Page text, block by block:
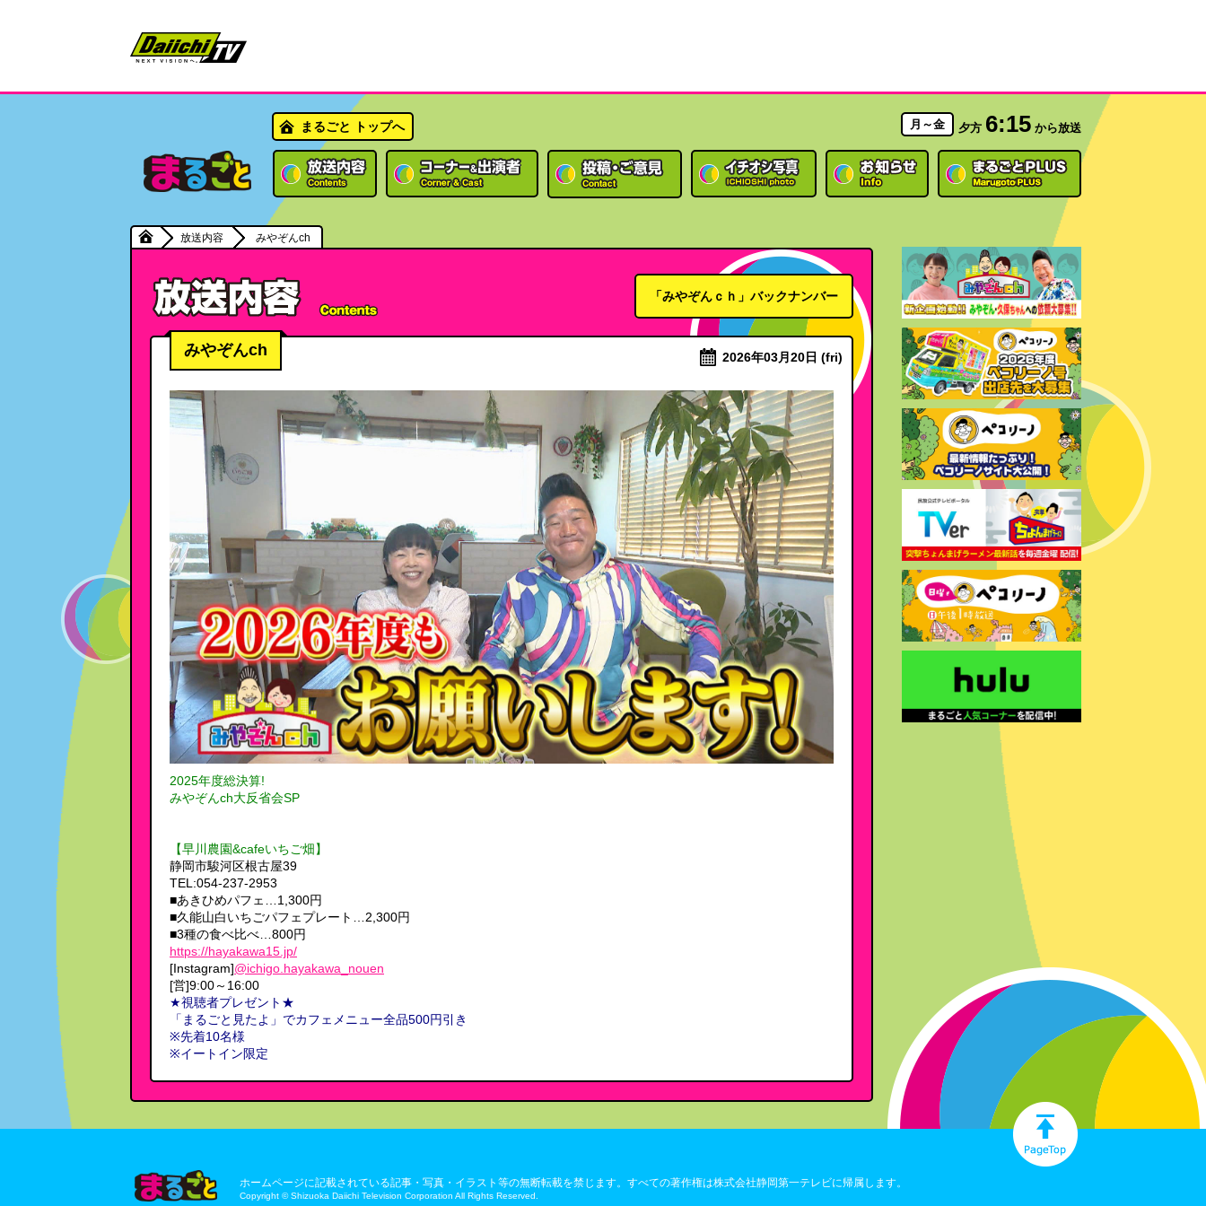
まるごと トップへ 月～金 夕方 6:15 から放送
放送内容 みやぞんch
「みやぞんｃｈ」バックナンバー
みやぞんch 2026年03月20日 (fri)
2025年度総決算!
みやぞんch大反省会SP
【早川農園&cafeいちご畑】
静岡市駿河区根古屋39
TEL:054-237-2953
■あきひめパフェ…1,300円
■久能山白いちごパフェプレート…2,300円
■3種の食べ比べ…800円
https://hayakawa15.jp/
[Instagram]@ichigo.hayakawa_nouen
[営]9:00～16:00
★視聴者プレゼント★
「まるごと見たよ」でカフェメニュー全品500円引き
※先着10名様
※イートイン限定
ホームページに記載されている記事・写真・イラスト等の無断転載を禁じます。すべての著作権は株式会社静岡第一テレビに帰属します。
Copyright © Shizuoka Daiichi Television Corporation All Rights Reserved.